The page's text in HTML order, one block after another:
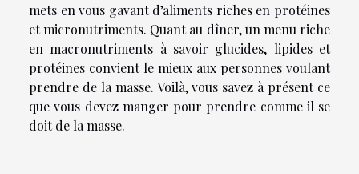
mets en vous gavant d’aliments riches en protéines
et micronutriments. Quant au dîner, un menu riche
en macronutriments à savoir glucides, lipides et
protéines convient le mieux aux personnes voulant
prendre de la masse. Voilà, vous savez à présent ce
que vous devez manger pour prendre comme il se
doit de la masse.